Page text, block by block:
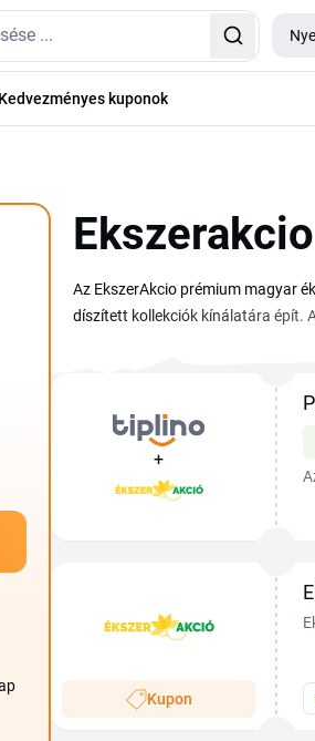
Kedvezményes kuponok
Az EkszerAkcio prémium magyar
díszített kollekciók kínálatára épít.
EkszerAkcio kuponkódokat és
+
Kupon